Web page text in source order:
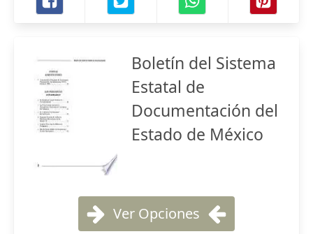
Boletín del Sistema
Estatal de
Documentación del
Estado de México
Ver Opciones